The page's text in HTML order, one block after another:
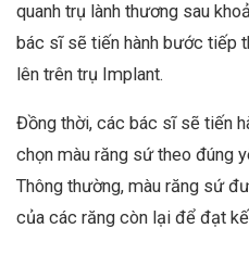
quanh trụ lành thương sau
bác sĩ sẽ tiến hành bước tiếp
lên trên trụ Implant.
Đồng thời, các bác sĩ sẽ tiến
chọn màu răng sứ theo đúng
Thông thường, màu răng sứ
của các răng còn lại để đạt